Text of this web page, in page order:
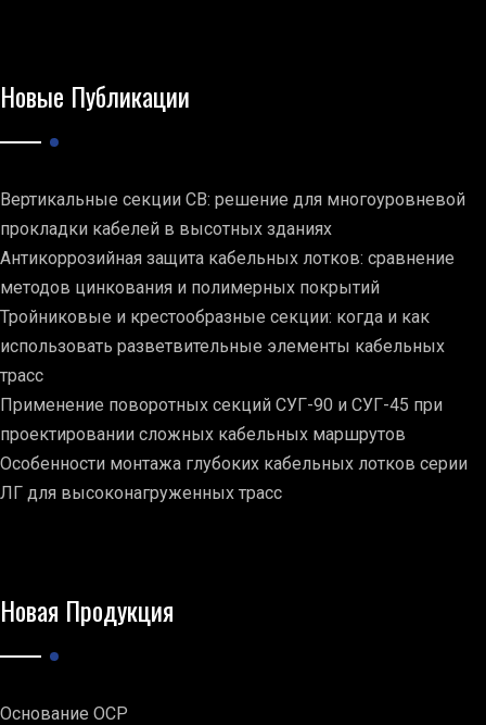
Новые Публикации
Вертикальные секции СВ: решение для многоуровневой
прокладки кабелей в высотных зданиях
Антикоррозийная защита кабельных лотков: сравнение
методов цинкования и полимерных покрытий
Тройниковые и крестообразные секции: когда и как
использовать разветвительные элементы кабельных
трасс
Применение поворотных секций СУГ-90 и СУГ-45 при
проектировании сложных кабельных маршрутов
Особенности монтажа глубоких кабельных лотков серии
ЛГ для высоконагруженных трасс
Новая Продукция
Основание ОСР